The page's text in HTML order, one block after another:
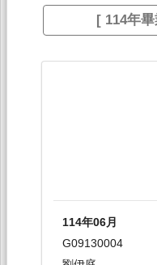
日間學士班-歷史
日間學士班-歷史
114-2
台灣基督教史[0213]
日間學士班-歷史系
[ 114年
114年06月
G09130004